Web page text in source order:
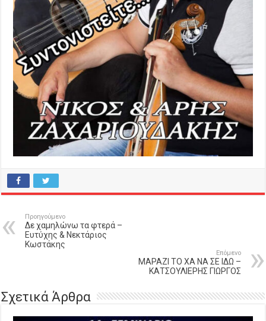
Προηγούμενο
Δε χαμηλώνω τα φτερά –
Ευτύχης & Νεκτάριος
Κωστάκης
Επόμενο
ΜΑΡΑΖΙ ΤΟ ΧΑ ΝΑ ΣΕ ΙΔΩ –
ΚΑΤΣΟΥΛΙΕΡΗΣ ΓΙΩΡΓΟΣ
Σχετικά Άρθρα